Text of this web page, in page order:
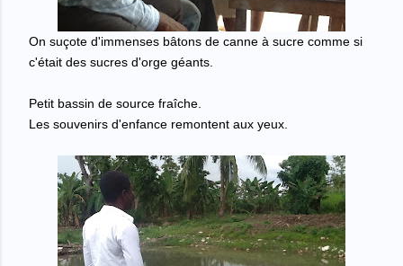
On suçote d'immenses bâtons de canne à sucre comme si
c'était des sucres d'orge géants
Petit bassin de source fraîche.
Les souvenirs d'enfance remontent aux yeux.